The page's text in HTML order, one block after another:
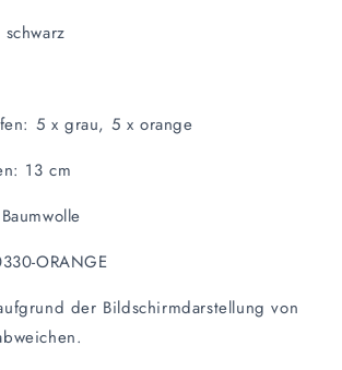
5 x grau, 5 x orange
13 cm
ORANGE
der Bildschirmdarstellung von